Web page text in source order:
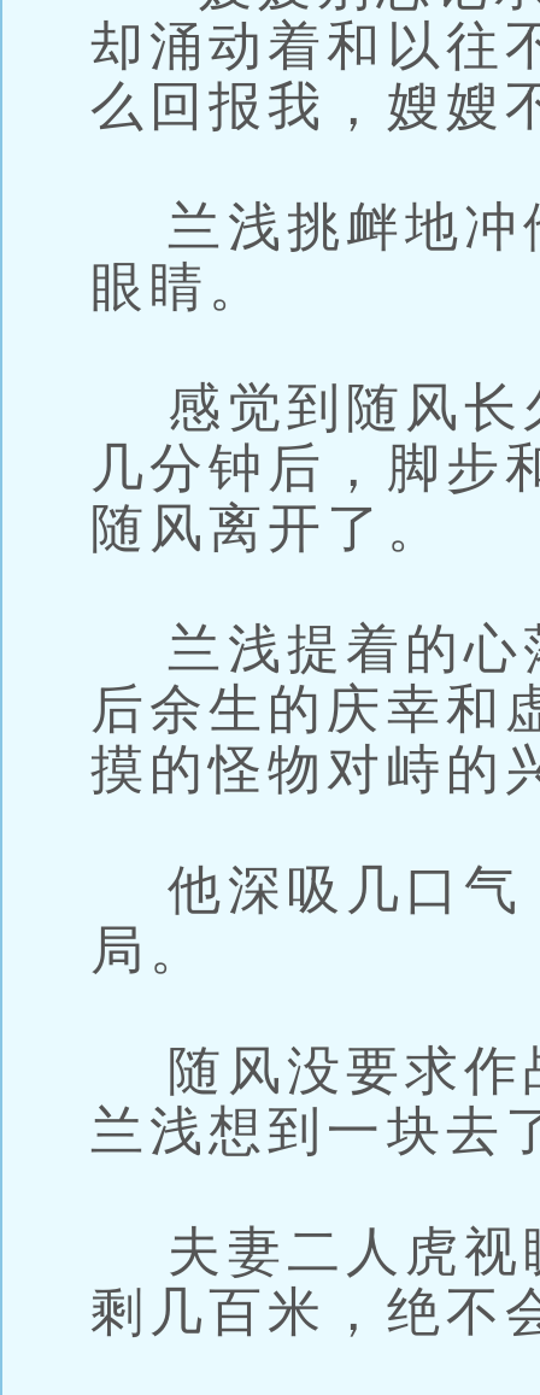
却涌动着和以往
么回报我，嫂嫂
兰浅挑衅地冲
眼睛。
感觉到随风长
几分钟后，脚步
随风离开了。
兰浅提着的心
后余生的庆幸和
摸的怪物对峙的
他深吸几口气
局。
随风没要求作
兰浅想到一块去
夫妻二人虎视
剩几百米，绝不